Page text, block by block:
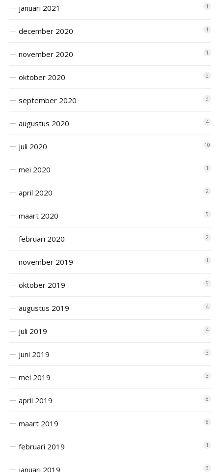
januari 2021 1
december 2020 1
november 2020 1
oktober 2020 2
september 2020 9
augustus 2020 4
juli 2020 10
mei 2020 1
april 2020 2
maart 2020 5
februari 2020 2
november 2019 1
oktober 2019 5
augustus 2019 4
juli 2019 4
juni 2019 3
mei 2019 3
april 2019 8
maart 2019 8
februari 2019 1
januari 2019 3